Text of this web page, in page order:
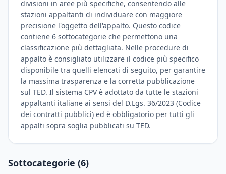
divisioni in aree più specifiche, consentendo alle
stazioni appaltanti di individuare con maggiore
precisione l'oggetto dell'appalto. Questo codice
contiene 6 sottocategorie che permettono una
classificazione più dettagliata. Nelle procedure di
appalto è consigliato utilizzare il codice più specifico
disponibile tra quelli elencati di seguito, per garantire
la massima trasparenza e la corretta pubblicazione
sul TED. Il sistema CPV è adottato da tutte le stazioni
appaltanti italiane ai sensi del D.Lgs. 36/2023 (Codice
dei contratti pubblici) ed è obbligatorio per tutti gli
appalti sopra soglia pubblicati su TED.
Sottocategorie (6)